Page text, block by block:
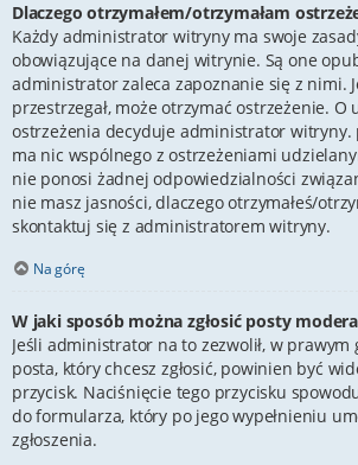
Dlaczego otrzymałem/otrzymałam
Każdy administrator witryny ma swoje
obowiązujące na danej witrynie. Są one
administrator zaleca zapoznanie się z nimi.
przestrzegał, może otrzymać ostrzeżenie. O
ostrzeżenia decyduje administrator witryny.
ma nic wspólnego z ostrzeżeniami
nie ponosi żadnej odpowiedzialności
nie masz jasności, dlaczego otrzymałeś/
skontaktuj się z administratorem witryny.
Na górę
W jaki sposób można zgłosić posty
Jeśli administrator na to zezwolił, w
posta, który chcesz zgłosić, powinien być
przycisk. Naciśnięcie tego przycisku
do formularza, który po jego wypełnieniu
zgłoszenia.